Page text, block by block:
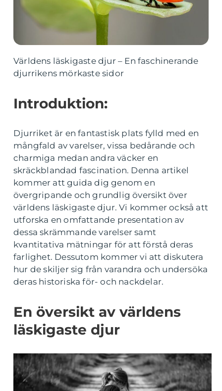
Världens läskigaste djur – En faschinerande
djurrikens mörkaste sidor
Introduktion:
Djurriket är en fantastisk plats fylld med en
mångfald av varelser, vissa bedårande och
charmiga medan andra väcker en
skräckblandad fascination. Denna artikel
kommer att guida dig genom en
övergripande och grundlig översikt över
världens läskigaste djur. Vi kommer också att
utforska en omfattande presentation av
dessa skrämmande varelser samt
kvantitativa mätningar för att förstå deras
farlighet. Dessutom kommer vi att diskutera
hur de skiljer sig från varandra och undersöka
deras historiska för- och nackdelar.
En översikt av världens
läskigaste djur